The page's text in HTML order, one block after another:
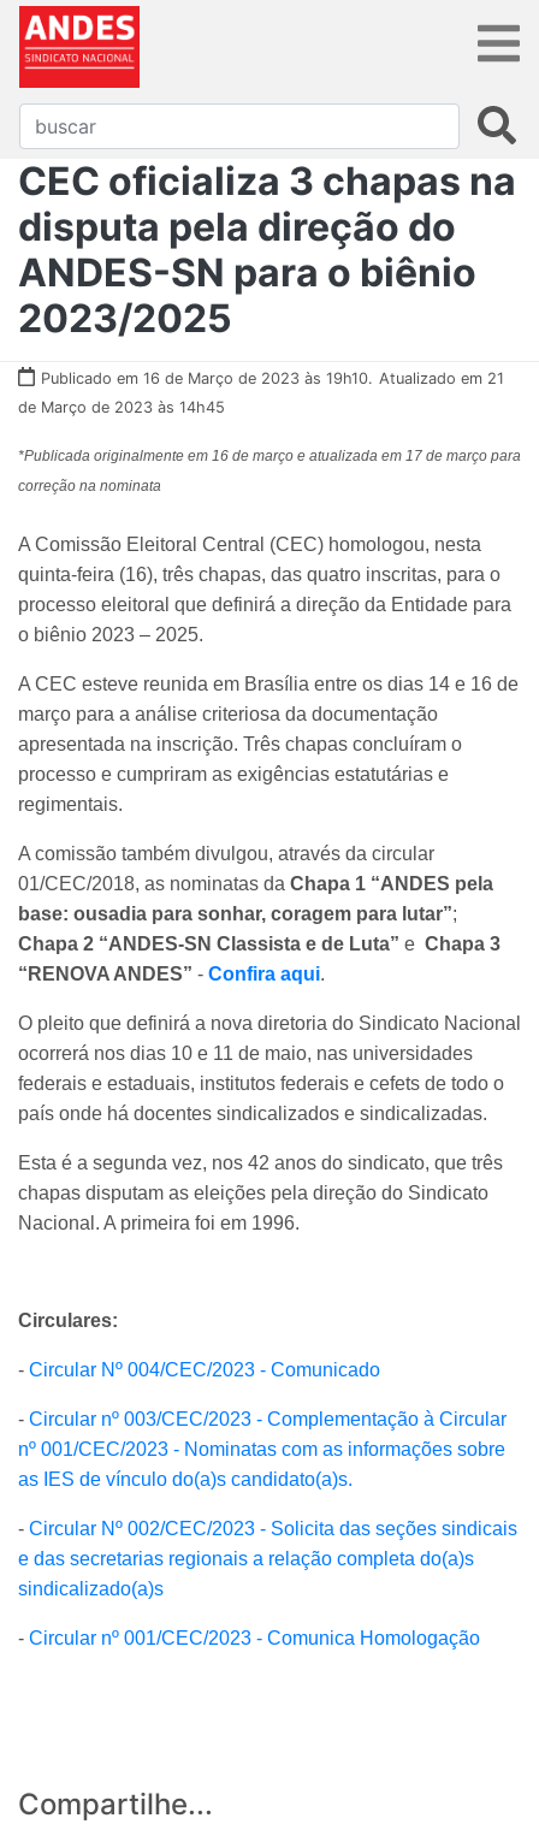
CEC oficializa 3 chapas na
disputa pela direção do
ANDES-SN para o biênio
2023/2025
Publicado em 16 de Março de 2023 às 19h10. Atualizado em 21
de Março de 2023 às 14h45
*Publicada originalmente em 16 de março e atualizada em 17 de março para
correção na nominata
A Comissão Eleitoral Central (CEC) homologou, nesta
quinta-feira (16), três chapas, das quatro inscritas, para o
processo eleitoral que definirá a direção da Entidade para
o biênio 2023 – 2025.
A CEC esteve reunida em Brasília entre os dias 14 e 16 de
março para a análise criteriosa da documentação
apresentada na inscrição. Três chapas concluíram o
processo e cumpriram as exigências estatutárias e
regimentais.
A comissão também divulgou, através da circular
01/CEC/2018, as nominatas da Chapa 1 “ANDES pela
base: ousadia para sonhar, coragem para lutar”;
Chapa 2 “ANDES-SN Classista e de Luta” e Chapa 3
“RENOVA ANDES” - Confira aqui.
O pleito que definirá a nova diretoria do Sindicato Nacional
ocorrerá nos dias 10 e 11 de maio, nas universidades
federais e estaduais, institutos federais e cefets de todo o
país onde há docentes sindicalizados e sindicalizadas.
Esta é a segunda vez, nos 42 anos do sindicato, que três
chapas disputam as eleições pela direção do Sindicato
Nacional. A primeira foi em 1996.
Circulares:
- Circular Nº 004/CEC/2023 - Comunicado
- Circular nº 003/CEC/2023 - Complementação à Circular
nº 001/CEC/2023 - Nominatas com as informações sobre
as IES de vínculo do(a)s candidato(a)s.
- Circular Nº 002/CEC/2023 - Solicita das seções sindicais
e das secretarias regionais a relação completa do(a)s
sindicalizado(a)s
- Circular nº 001/CEC/2023 - Comunica Homologação
Compartilhe...